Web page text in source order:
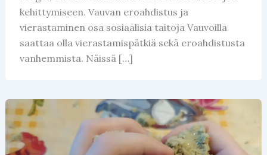
kehittymiseen. Vauvan eroahdistus ja
vierastaminen osa sosiaalisia taitoja Vauvoilla
saattaa olla vierastamispätkiä sekä eroahdistusta
vanhemmista. Näissä […]